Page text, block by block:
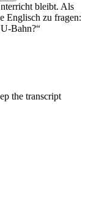
bleibt. Als
Englisch zu fragen:
Bahn?“
the transcript